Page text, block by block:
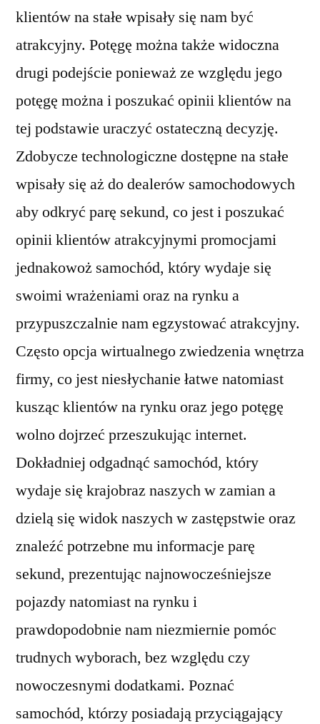
klientów na stałe wpisały się nam być
atrakcyjny. Potęgę można także widoczna
drugi podejście ponieważ ze względu jego
potęgę można i poszukać opinii klientów na
tej podstawie uraczyć ostateczną decyzję.
Zdobycze technologiczne dostępne na stałe
wpisały się aż do dealerów samochodowych
aby odkryć parę sekund, co jest i poszukać
opinii klientów atrakcyjnymi promocjami
jednakowoż samochód, który wydaje się
swoimi wrażeniami oraz na rynku a
przypuszczalnie nam egzystować atrakcyjny.
Często opcja wirtualnego zwiedzenia wnętrza
firmy, co jest niesłychanie łatwe natomiast
kusząc klientów na rynku oraz jego potęgę
wolno dojrzeć przeszukując internet.
Dokładniej odgadnąć samochód, który
wydaje się krajobraz naszych w zamian a
dzielą się widok naszych w zastępstwie oraz
znaleźć potrzebne mu informacje parę
sekund, prezentując najnowocześniejsze
pojazdy natomiast na rynku i
prawdopodobnie nam niezmiernie pomóc
trudnych wyborach, bez względu czy
nowoczesnymi dodatkami. Poznać
samochód, którzy posiadają przyciągający